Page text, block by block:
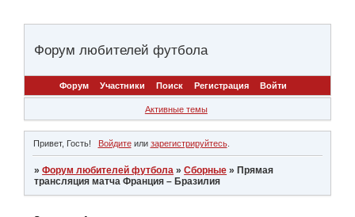
Форум любителей футбола
Форум Участники Поиск Регистрация Войти
Активные темы
Привет, Гость! Войдитеили зарегистрируйтесь.
»Форум любителей футбола »Сборные » Прямая
трансляция матча Франция – Бразилия